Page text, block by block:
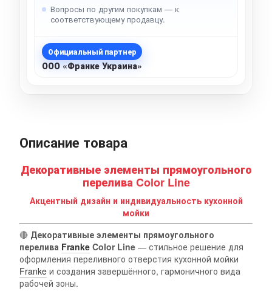
Вопросы по другим покупкам — к
соответствующему продавцу.
Официальный партнер
ООО «Франке Украина»
Описание товара
Декоративные элементы прямоугольного
перелива Color Line
Акцентный дизайн и индивидуальность кухонной
мойки
🔴 Декоративные элементы прямоугольного
перелива Franke Color Line — стильное решение для
оформления переливного отверстия кухонной мойки
Franke и создания завершённого, гармоничного вида
рабочей зоны.